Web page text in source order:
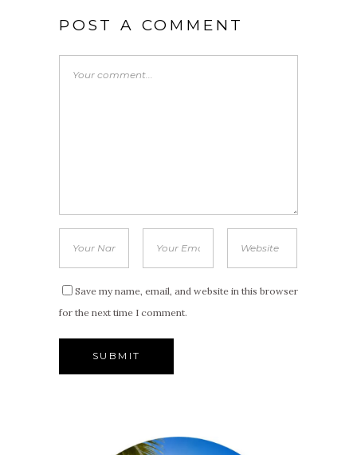
POST A COMMENT
Save my name, email, and website in this browser
for the next time I comment.